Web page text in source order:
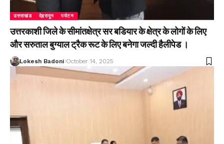
उत्तराखंड देहरादून पर्यटन
उत्तरकाशी जिले के सीमांतक्षेत्र सर बडियार के क्षेत्र के लोगों के लिए
और सरुताल बुग्याल ट्रैक रूट के लिए बनेगा जल्दी हैलीपेड ।
Lokesh Badoni October 14, 2025